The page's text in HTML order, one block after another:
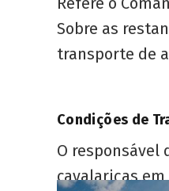
Sobre as
transporte de
Condições de
O responsável
cavalariças